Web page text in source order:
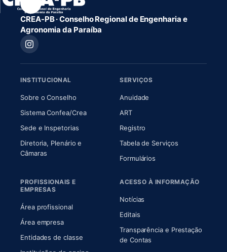
CREA-PB · Conselho Regional de Engenharia e
Agronomia da Paraíba
INSTITUCIONAL
Sobre o Conselho(abre em nova aba)
Sistema Confea/Crea(abre em nova aba)
Sede e Inspetorias
Diretoria, Plenário e
Câmaras(abre em nova aba)
SERVIÇOS
Anuidade
ART(abre em nova aba)
Registro
Tabela de Serviços
Formulários
PROFISSIONAIS E
EMPRESAS
Área profissional
Área empresa
Entidades de classe
ACESSO À INFORMAÇÃO
Notícias
Editais
Transparência e Prestação
de Contas